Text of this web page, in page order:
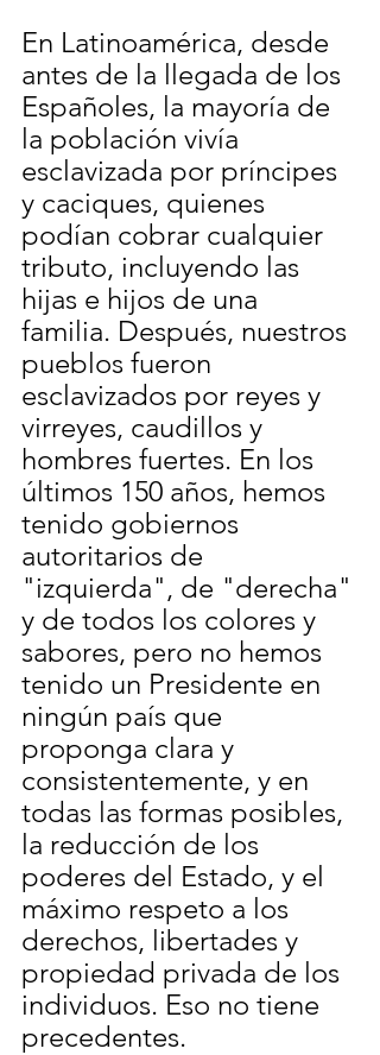
En Latinoamérica, desde
antes de la llegada de los
Españoles, la mayoría de
la población vivía
esclavizada por príncipes
y caciques, quienes
podían cobrar cualquier
tributo, incluyendo las
hijas e hijos de una
familia. Después, nuestros
pueblos fueron
esclavizados por reyes y
virreyes, caudillos y
hombres fuertes. En los
últimos 150 años, hemos
tenido gobiernos
autoritarios de
"izquierda", de "derecha"
y de todos los colores y
sabores, pero no hemos
tenido un Presidente en
ningún país que
proponga clara y
consistentemente, y en
todas las formas posibles,
la reducción de los
poderes del Estado, y el
máximo respeto a los
derechos, libertades y
propiedad privada de los
individuos. Eso no tiene
precedentes.